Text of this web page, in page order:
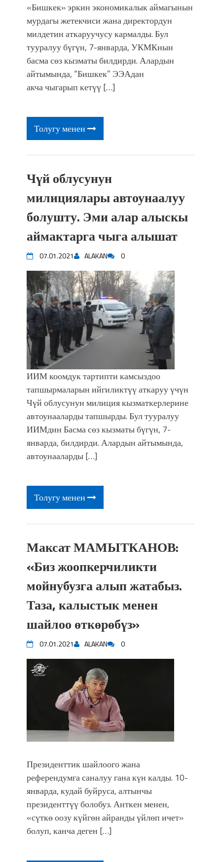
«Бишкек» эркин экономикалык аймагынын
мурдагы жетекчиси жана директордун
милдетин аткаруучусу кармалды. Бул
тууралуу бүгүн, 7-январда, УКМКнын
басма сөз кызматы билдирди. Алардын
айтымында, “Бишкек” ЭЭАдан
акча чыгарып кетүү […]
Толугу менен
Чүй облусунун
милициялары автоунаалуу
болушту. Эми алар алыскы
аймактарга чыга алышат
07.01.2021 ALAKAN 0
ИИМ коомдук тартипти камсыздоо
тапшырмаларын ийгиликтүү аткаруу үчүн
Чүй облусунун милиция кызматкерлерине
автоунааларды тапшырды. Бул тууралуу
ИИМдин Басма сөз кызматы бүгүн, 7-
январда, билдирди. Алардын айтымында,
автоунааларды […]
Толугу менен
Максат МАМЫТКАНОВ:
«Биз жоопкерчиликти
мойнубузга алып жатабыз.
Таза, калыстык менен
шайлоо өткөрөбүз»
07.01.2021 ALAKAN 0
Президенттик шайлоого жана
референдумга саналуу гана күн калды. 10-
январда, кудай буйруса, алтынчы
президенттүү болобуз. Анткен менен,
«сүткө оозу күйгөн айранды үйлөп ичет»
болуп, канча деген […]